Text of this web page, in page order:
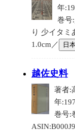
年
巻号
り 少イタミ
1.0cm／
日
越佐史料
著者:
年
巻号: